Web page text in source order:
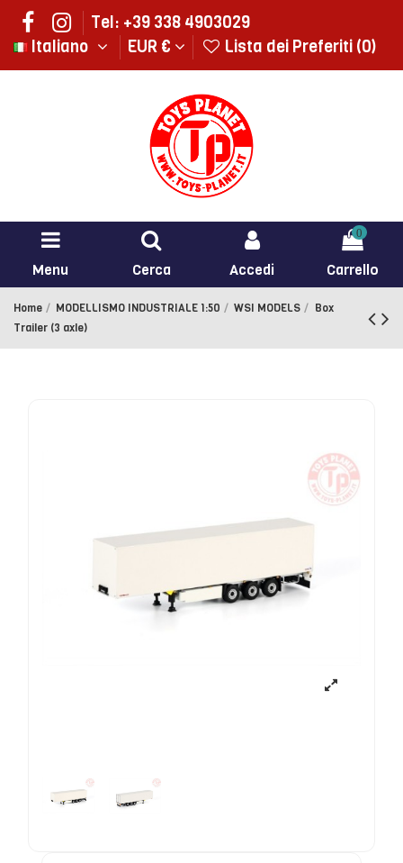
Tel: +39 338 4903029
Italiano
EUR € Lista dei Preferiti (0)
Menu Cerca Accedi
0
Carrello
Home MODELLISMO INDUSTRIALE 1:50 WSI MODELS
Box
Trailer (3 axle)